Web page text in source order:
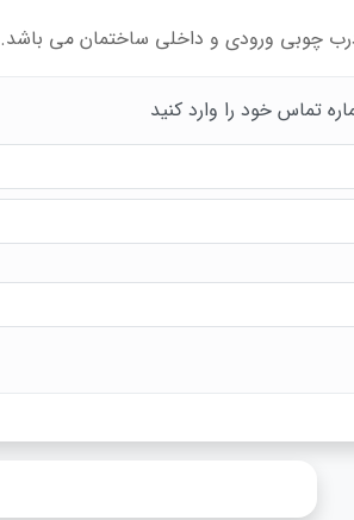
چوبی ورودی و داخلی ساختمان می باشد.
تماس خود را وارد کنید